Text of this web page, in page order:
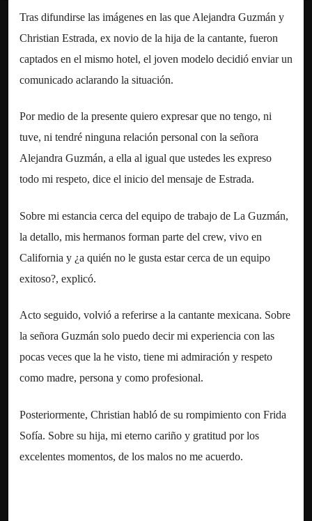
Tras difundirse las imágenes en las que Alejandra Guzmán y
Christian Estrada, ex novio de la hija de la cantante, fueron
captados en el mismo hotel, el joven modelo decidió enviar un
comunicado aclarando la situación.
Por medio de la presente quiero expresar que no tengo, ni
tuve, ni tendré ninguna relación personal con la señora
Alejandra Guzmán, a ella al igual que ustedes les expreso
todo mi respeto, dice el inicio del mensaje de Estrada.
Sobre mi estancia cerca del equipo de trabajo de La Guzmán,
la detallo, mis hermanos forman parte del crew, vivo en
California y ¿a quién no le gusta estar cerca de un equipo
exitoso?, explicó.
Acto seguido, volvió a referirse a la cantante mexicana. Sobre
la señora Guzmán solo puedo decir mi experiencia con las
pocas veces que la he visto, tiene mi admiración y respeto
como madre, persona y como profesional.
Posteriormente, Christian habló de su rompimiento con Frida
Sofía. Sobre su hija, mi eterno cariño y gratitud por los
excelentes momentos, de los malos no me acuerdo.